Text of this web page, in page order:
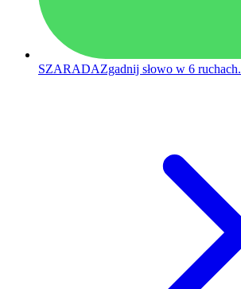
SZARADAZgadnij słowo w 6 ruchach.